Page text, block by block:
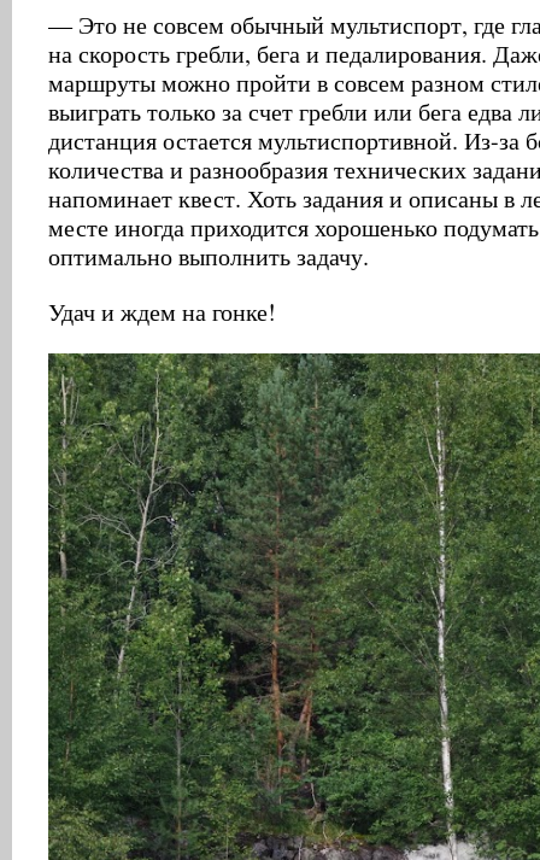
— Это не совсем обычный мультиспорт, где
на скорость гребли, бега и педалирования.
маршруты можно пройти в совсем разном
выиграть только за счет гребли или бега едва
дистанция остается мультиспортивной. Из-за
количества и разнообразия технических
напоминает квест. Хоть задания и описаны в
месте иногда приходится хорошенько
оптимально выполнить задачу.
Удач и ждем на гонке!